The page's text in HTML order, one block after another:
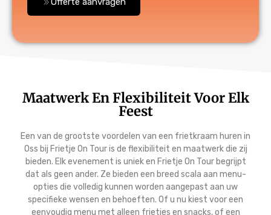
Maatwerk En Flexibiliteit Voor Elk
Feest
Een van de grootste voordelen van een frietkraam huren in
Oss bij Frietje On Tour is de flexibiliteit en maatwerk die zij
bieden. Elk evenement is uniek en Frietje On Tour begrijpt
dat als geen ander. Ze bieden een breed scala aan menu-
opties die volledig kunnen worden aangepast aan uw
specifieke wensen en behoeften. Of u nu kiest voor een
eenvoudig menu met alleen frietjes en snacks, of een